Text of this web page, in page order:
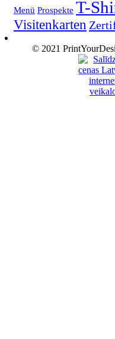
Menü Prospekte T-
Visitenkarten
© 2021